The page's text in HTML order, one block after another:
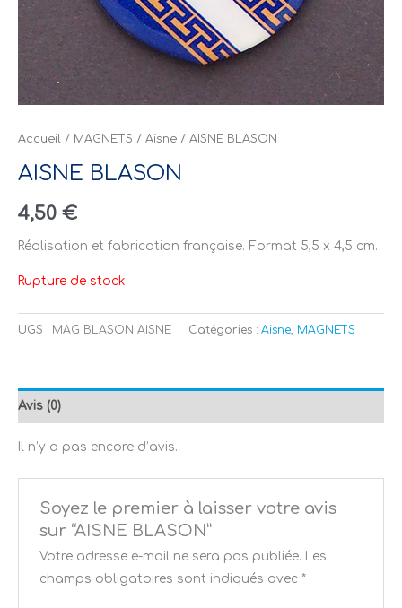
Accueil / MAGNETS / Aisne / AISNE BLASON
AISNE BLASON
4,50 €
Réalisation et fabrication française. Format 5,5 x 4,5 cm.
Rupture de stock
UGS : MAG BLASON AISNE Catégories : Aisne MAGNETS
Avis (0)
Il n’y a pas encore d’avis.
Soyez le premier à laisser votre avis
sur “AISNE BLASON”
Votre adresse e-mail ne sera pas publiée. Les
champs obligatoires sont indiqués avec *